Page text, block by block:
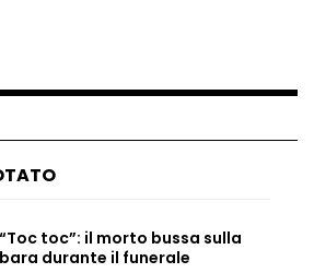
“Toc toc”: il morto bussa sulla
bara durante il funerale